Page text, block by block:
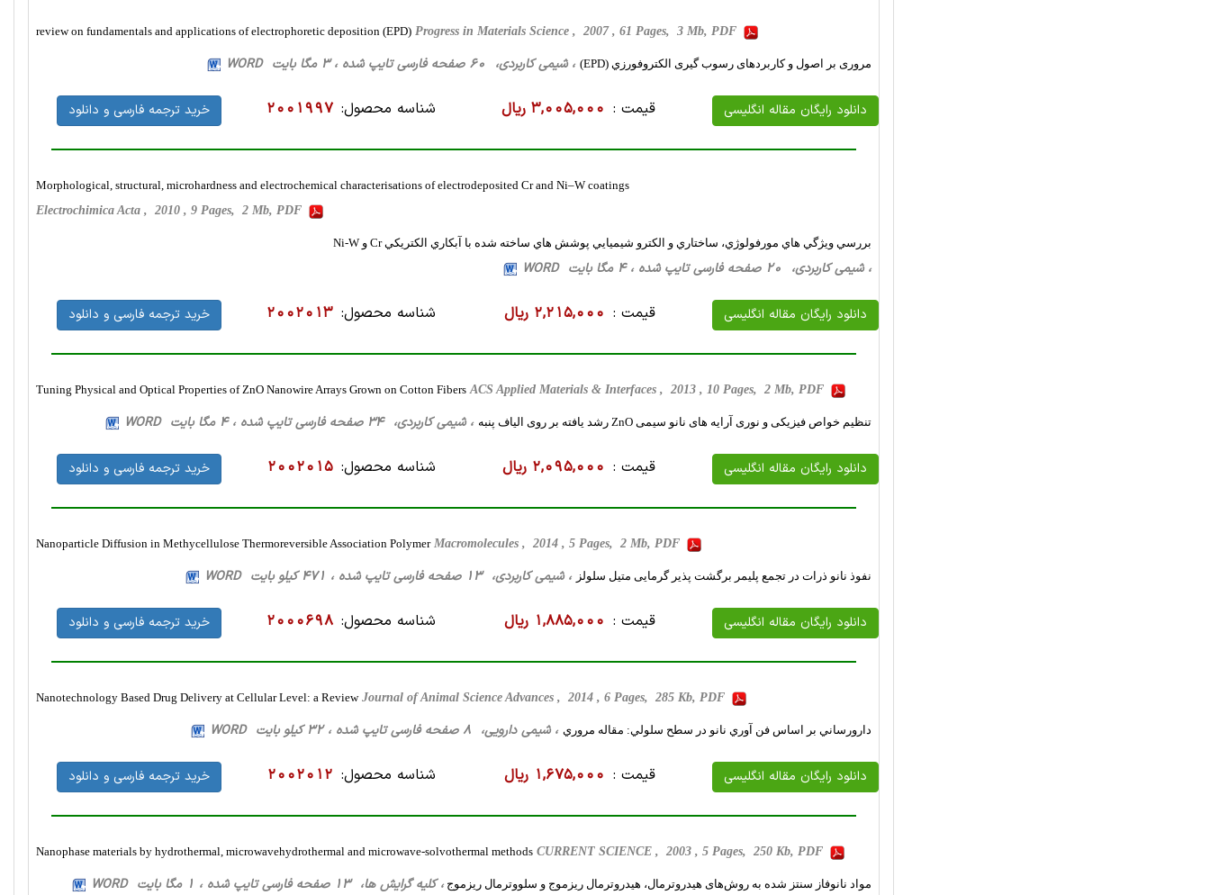
review on fundamentals and applications of electrophoretic deposition (EPD) Progress in Materials Science , 2007 , 61 Pages, 3 Mb, PDF
مروری بر اصول و کاربردهای رسوب گیری الکتروفورزي (EPD) ، شیمی کاربردی، 60 صفحه فارسی تایپ شده ، 3 مگا بایت WORD
دانلود رایگان مقاله انگلیسی قیمت : 3,005,000 ریال شناسه محصول: 2001997 خرید ترجمه فارسی و دانلود
Morphological, structural, microhardness and electrochemical characterisations of electrodeposited Cr and Ni–W coatings
Electrochimica Acta , 2010 , 9 Pages, 2 Mb, PDF
بررسي ويژگي هاي مورفولوژي، ساختاري و الکترو شيميايي پوشش هاي ساخته شده با آبکاري الکتريکي Cr و Ni-W
، شیمی کاربردی، 20 صفحه فارسی تایپ شده ، 4 مگا بایت WORD
دانلود رایگان مقاله انگلیسی قیمت : 2,215,000 ریال شناسه محصول: 2002013 خرید ترجمه فارسی و دانلود
Tuning Physical and Optical Properties of ZnO Nanowire Arrays Grown on Cotton Fibers ACS Applied Materials & Interfaces , 2013 , 10 Pages, 2 Mb, PDF
تنظیم خواص فیزیکی و نوری آرایه های نانو سیمی ZnO رشد یافته بر روی الیاف پنبه ، شیمی کاربردی، 34 صفحه فارسی تایپ شده ، 4 مگا بایت WORD
دانلود رایگان مقاله انگلیسی قیمت : 2,095,000 ریال شناسه محصول: 2002015 خرید ترجمه فارسی و دانلود
Nanoparticle Diffusion in Methycellulose Thermoreversible Association Polymer Macromolecules , 2014 , 5 Pages, 2 Mb, PDF
نفوذ نانو ذرات در تجمع پلیمر برگشت پذیر گرمایی متیل سلولز ، شیمی کاربردی، 13 صفحه فارسی تایپ شده ، 471 کیلو بایت WORD
دانلود رایگان مقاله انگلیسی قیمت : 1,885,000 ریال شناسه محصول: 2000698 خرید ترجمه فارسی و دانلود
Nanotechnology Based Drug Delivery at Cellular Level: a Review Journal of Animal Science Advances , 2014 , 6 Pages, 285 Kb, PDF
دارورساني بر اساس فن آوري نانو در سطح سلولي: مقاله مروري ، شیمی ‌دارویی، 8 صفحه فارسی تایپ شده ، 32 کیلو بایت WORD
دانلود رایگان مقاله انگلیسی قیمت : 1,675,000 ریال شناسه محصول: 2002012 خرید ترجمه فارسی و دانلود
Nanophase materials by hydrothermal, microwavehydrothermal and microwave-solvothermal methods CURRENT SCIENCE , 2003 , 5 Pages, 250 Kb, PDF
مواد نانوفاز سنتز شده به روش‌های هیدروترمال، هیدروترمال ریزموج و سلووترمال ریزموج ، کلیه گرایش ها، 13 صفحه فارسی تایپ شده ، 1 مگا بایت WORD